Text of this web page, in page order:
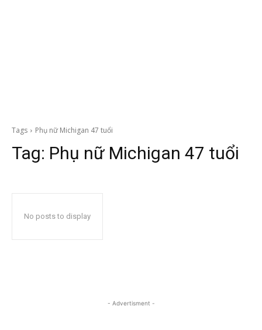
Tags Phụ nữ Michigan 47 tuổi
Tag: Phụ nữ Michigan 47 tuổi
No posts to display
- Advertisment -